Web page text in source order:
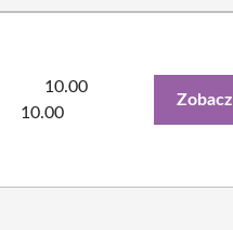
10.00
10.00